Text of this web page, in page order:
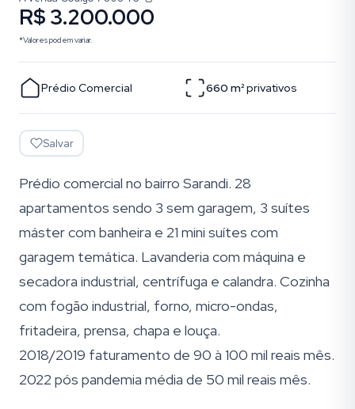
R$ 3.200.000
*Valores podem variar.
Prédio Comercial 660 m²privativos
Salvar
Prédio comercial no bairro Sarandi. 28
apartamentos sendo 3 sem garagem, 3 suítes
máster com banheira e 21 mini suítes com
garagem temática. Lavanderia com máquina e
secadora industrial, centrífuga e calandra. Cozinha
com fogão industrial, forno, micro-ondas,
fritadeira, prensa, chapa e louça.
2018/2019 faturamento de 90 à 100 mil reais mês.
2022 pós pandemia média de 50 mil reais mês.